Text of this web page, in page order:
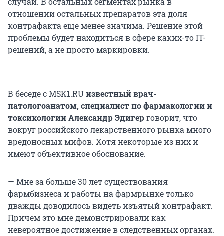
отношении остальных препаратов эта доля
контрафакта еще менее значима. Решение этой
проблемы будет находиться в сфере каких-то IT-
решений, а не просто маркировки.
В беседе с MSK1.RUизвестный врач-
патологоанатом, специалист по фармакологии и
токсикологииАлександр Эдигерговорит, что
вокруг российского лекарственного рынка много
вредоносных мифов. Хотя некоторые из них и
имеют объективное обоснование.
— Мне за больше 30 лет существования
фармбизнеса и работы на фармрынке только
дважды доводилось видеть изъятый контрафакт.
Причем это мне демонстрировали как
невероятное достижение в следственных органах.